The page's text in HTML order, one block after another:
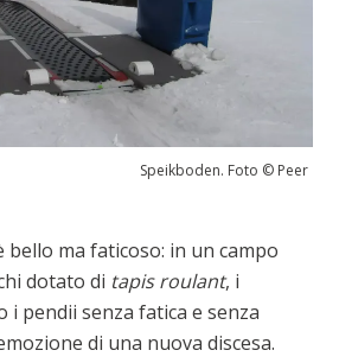
Speikboden. Foto © Peer
bello ma faticoso: in un campo
dotato di tapis roulant, i
pendii senza fatica e senza
di una nuova discesa.